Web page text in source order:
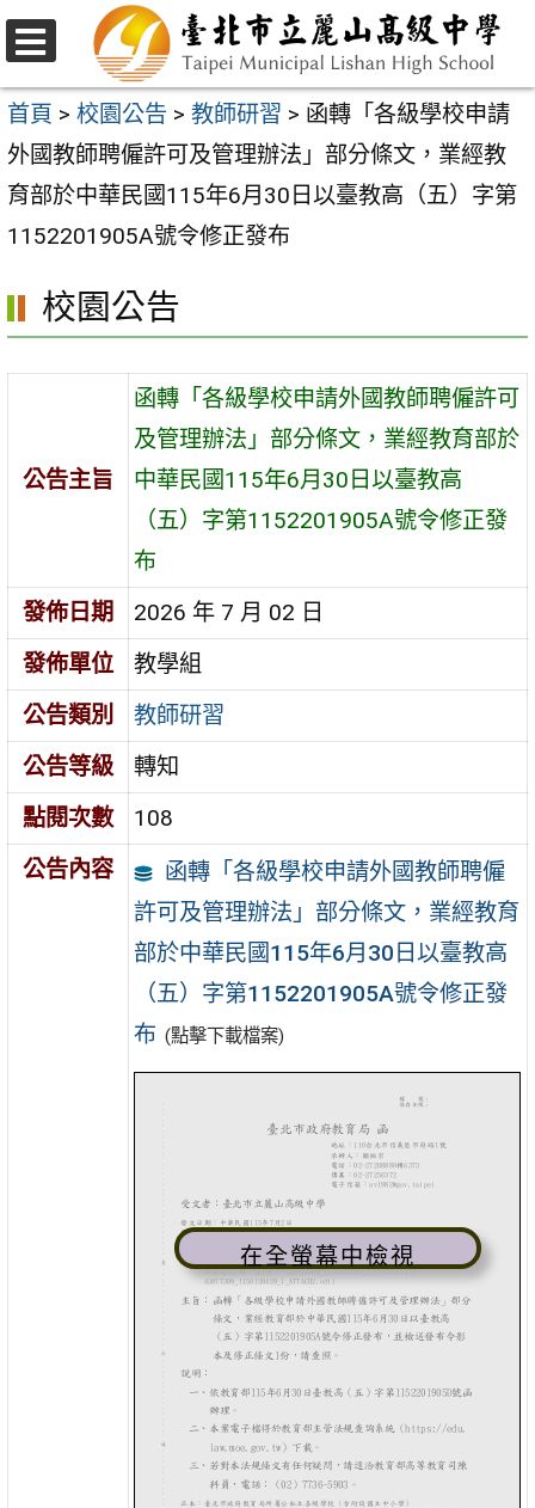
跳
至
主
要
內
容
選
單
首頁 > 校園公告 > 教師研習 > 函轉「各級學校申請
外國教師聘僱許可及管理辦法」部分條文，業經教
育部於中華民國115年6月30日以臺教高（五）字第
1152201905A號令修正發布
校園公告
公告主旨
函轉「各級學校申請外國教師聘僱許可
及管理辦法」部分條文，業經教育部於
中華民國115年6月30日以臺教高
（五）字第1152201905A號令修正發
布
發佈日期
2026 年 7 月 02 日
發佈單位
教學組
公告類別
教師研習
公告等級
轉知
點閱次數
108
公告內容
函轉「各級學校申請外國教師聘僱
許可及管理辦法」部分條文，業經教育
部於中華民國115年6月30日以臺教高
（五）字第1152201905A號令修正發
布 (點擊下載檔案)
在全螢幕中檢視